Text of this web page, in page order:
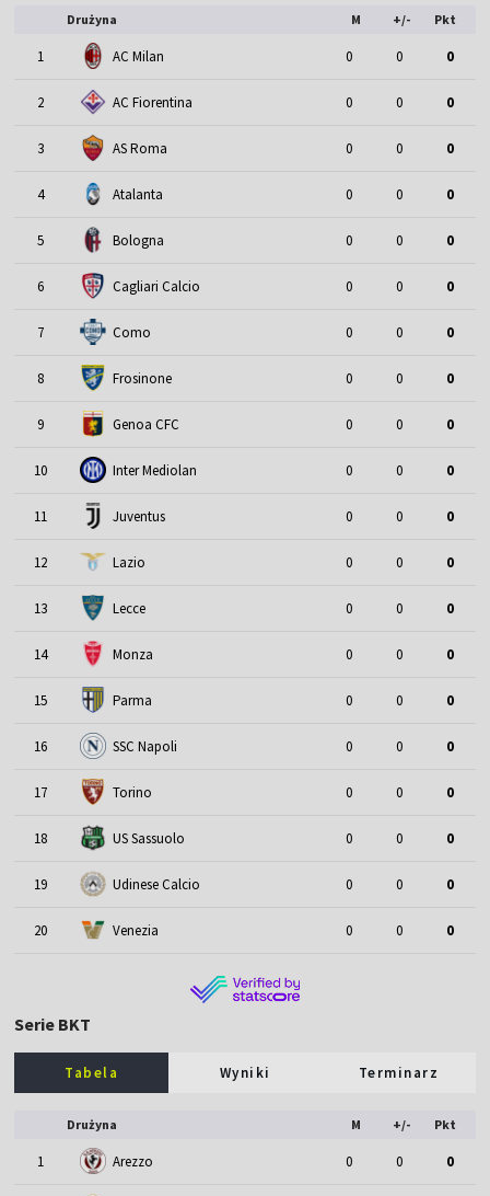
Drużyna M +/- Pkt
1 AC Milan 0 0 0
2 AC Fiorentina 0 0 0
3 AS Roma 0 0 0
4 Atalanta 0 0 0
5 Bologna 0 0 0
6 Cagliari Calcio 0 0 0
7 Como 0 0 0
8 Frosinone 0 0 0
9 Genoa CFC 0 0 0
10 Inter Mediolan 0 0 0
11 Juventus 0 0 0
12 Lazio 0 0 0
13 Lecce 0 0 0
14 Monza 0 0 0
15 Parma 0 0 0
16 SSC Napoli 0 0 0
17 Torino 0 0 0
18 US Sassuolo 0 0 0
19 Udinese Calcio 0 0 0
20 Venezia 0 0 0
Serie BKT
Tabela Wyniki Terminarz
Drużyna M +/- Pkt
1 Arezzo 0 0 0